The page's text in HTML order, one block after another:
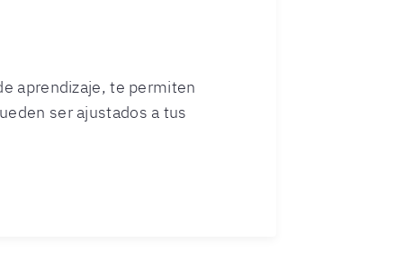
aprendizaje, te permiten
ser ajustados a tus